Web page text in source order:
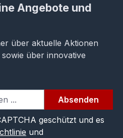
Angebote und
über aktuelle Aktionen
über innovative
Absenden
geschützt und es
und